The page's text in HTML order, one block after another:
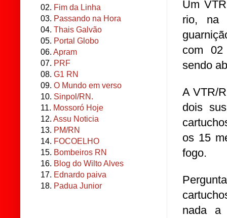
Um
rio, na
com 02
sendo
A VTR/
dois
os 15
fogo.
nada a
02. Fim da Linha
03. Passando na Hora
04. Thais Galvão
05. Portal Globo
06. Apram
07. PRF
08. G1 RN
09. O Mundo em verso
10. Sinpol/RN.
11. Mossoró Hoje
12. Assu Noticia
13. PM/RN
14. FOCOELHO
15. Bombeiros RN
16. Blog do Wilto Alves
17. Ednardo paiva
18. Padua Junior